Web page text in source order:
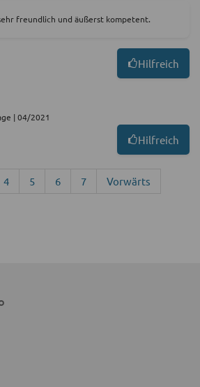
freundlich und äußerst kompetent.
Hilfreich
| 04/2021
Hilfreich
4 5 6 7
Vorwärts